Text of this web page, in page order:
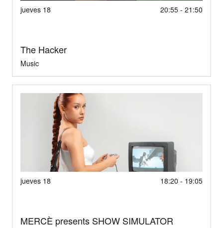
jueves 18 20:55 - 21:50
The Hacker
Music
jueves 18 18:20 - 19:05
MERCÈ presents SHOW SIMULATOR